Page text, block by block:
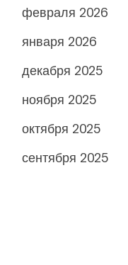
февраля 2026
января 2026
декабря 2025
ноября 2025
октября 2025
сентября 2025